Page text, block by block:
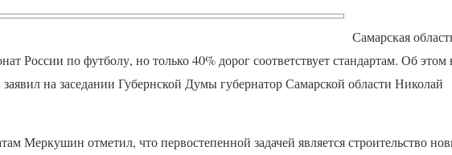
Самарская
России по футболу, но только 40% дорог соответствует стандартам. Об этом
на заседании Губернской Думы губернатор Самарской области Николай
Меркушин отметил, что первостепенной задачей является строительство